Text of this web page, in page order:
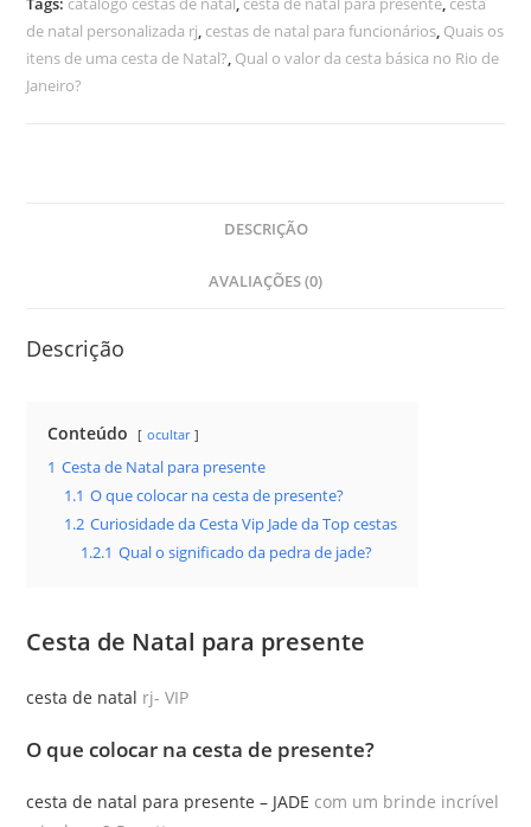
de natal personalizada rj, cestas de natal para funcionários, Quais os
itens de uma cesta de Natal?, Qual o valor da cesta básica no Rio de
Janeiro?
DESCRIÇÃO
AVALIAÇÕES (0)
Descrição
Conteúdo ocultar
1 Cesta de Natal para presente
1.1 O que colocar na cesta de presente?
1.2 Curiosidade da Cesta Vip Jade da Top cestas
1.2.1 Qual o significado da pedra de jade?
Cesta de Natal para presente
cesta de natal rj- VIP
O que colocar na cesta de presente?
cesta de natal para presente – JADE com um brinde incrível